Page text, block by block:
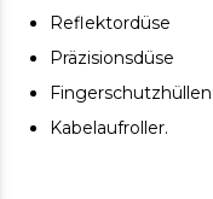
Reflektordüse
Präzisionsdüse
Fingerschutzhüllen
Kabelaufroller.